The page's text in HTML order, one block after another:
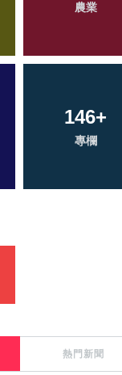
農業
146+
專欄
綜合新聞
43+
科技新知
熱門新聞